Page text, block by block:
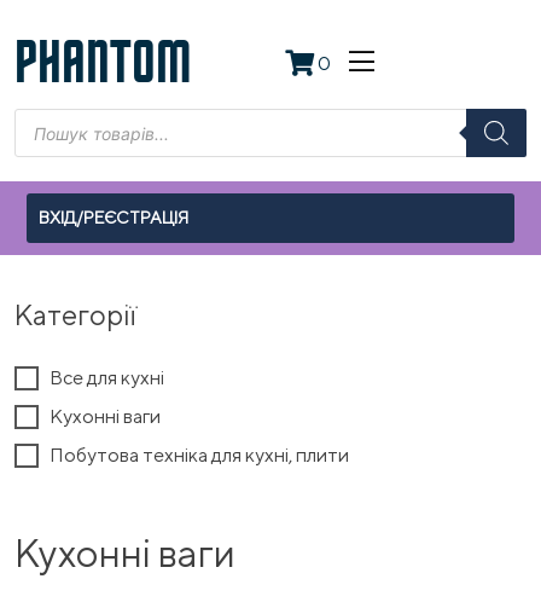
to
content
PHANTOM 0
Пошук
товарів
ВХІД/РЕЄСТРАЦІЯ
Категорії
Все для кухні
Кухонні ваги
Побутова техніка для кухні, плити
Кухонні ваги